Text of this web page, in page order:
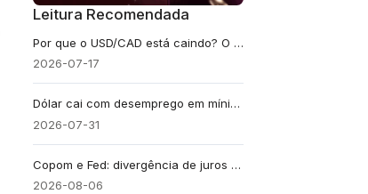
Leitura Recomendada
Por que o USD/CAD está caindo? O IPC do Canadá pode determinar os próximos passos
2026-07-17
Dólar cai com desemprego em mínima histórica
2026-07-31
Copom e Fed: divergência de juros e efeito no câmbio
2026-08-06